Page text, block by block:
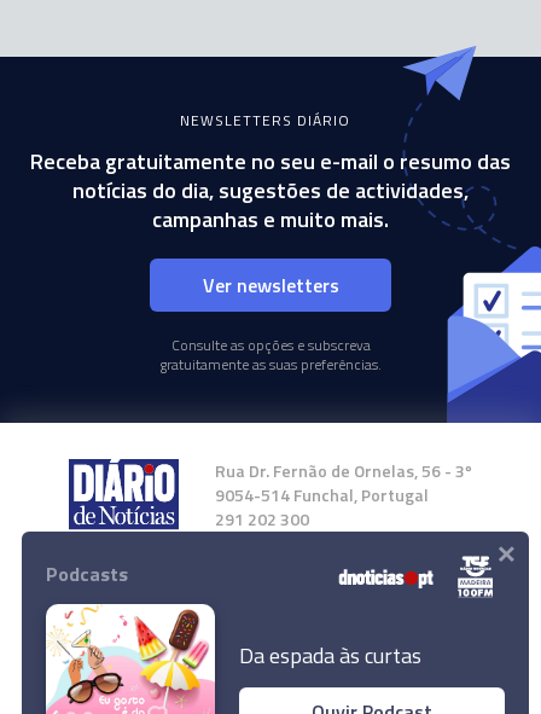
NEWSLETTERS DIÁRIO
Receba gratuitamente no seu e-mail o resumo das
notícias do dia, sugestões de actividades,
campanhas e muito mais.
Ver newsletters
Consulte as opções e subscreva
gratuitamente as suas preferências.
Rua Dr. Fernão de Ornelas, 56 - 3º
9054-514 Funchal, Portugal
291 202 300
Instale a nossa App
Podcasts
Da espada às curtas
×